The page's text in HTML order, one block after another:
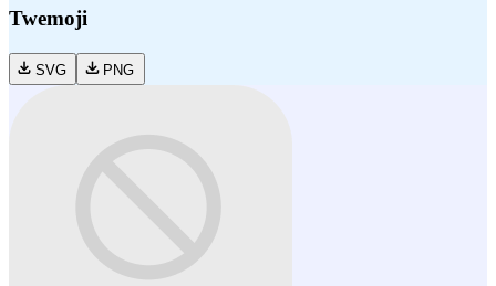
Twemoji
SVG PNG